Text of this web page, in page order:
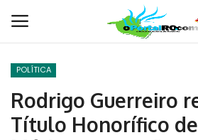
Home
POLÍTICA
Rodrigo Guerreiro
Título Honorífico